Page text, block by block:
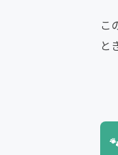
こ
と